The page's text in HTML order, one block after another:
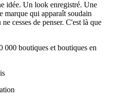
idée. Un look enregistré. Une
marque qui apparaît soudain
cesses de penser. C'est là que
000 boutiques et boutiques en